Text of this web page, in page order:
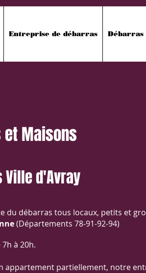
Entreprise de débarras Débarras
et Maisons
d'Avray
du débarras tous locaux, petits et
(Départements 78-91-92-94)
à 20h.
appartement partiellement, notre